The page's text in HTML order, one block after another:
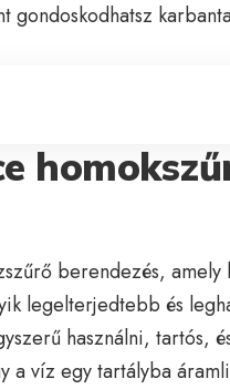
gondoskodhatsz
berendezés, amely
legelterjedtebb és
használni, tartós,
a víz egy tartályba